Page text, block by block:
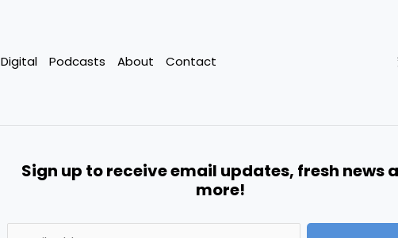
Digital Podcasts About Contact
Sign up to receive email updates, fresh news
more!
A